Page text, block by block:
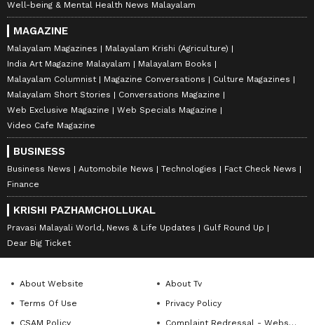
Well-being & Mental Health News Malayalam
MAGAZINE
Malayalam Magazines
Malayalam Krishi (Agriculture)
India Art Magazine Malayalam
Malayalam Books
Malayalam Columnist
Magazine Conversations
Culture Magazines
Malayalam Short Stories
Conversations Magazine
Web Exclusive Magazine
Web Specials Magazine
Video Cafe Magazine
BUSINESS
Business News Automobile News Technologies
Fact Check News
Finance
KRISHI PAZHAMCHOLLUKAL
Pravasi Malayali World, News & Life Updates
Gulf Round Up
Dear Big Ticket
About Website
About Tv
Terms Of Use
Privacy Policy